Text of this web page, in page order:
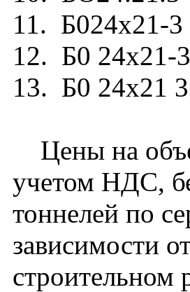
11. Б024х21-3
12. Б0 24х21-3
13. Б0 24х21 3
Цены на
учетом НДС,
тоннелей по
зависимости
строительном